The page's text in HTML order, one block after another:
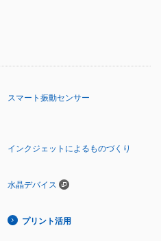
スマート振動センサー
インクジェットによるものづくり
水晶デバイス
プリント活用